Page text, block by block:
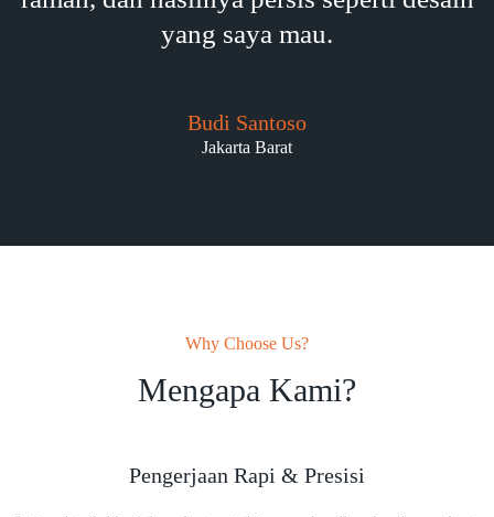
yang saya mau.
Budi Santoso
Jakarta Barat
Why Choose Us?
Mengapa Kami?
Pengerjaan Rapi & Presisi